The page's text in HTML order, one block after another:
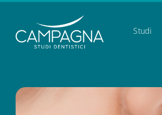
Skip
content
Studi